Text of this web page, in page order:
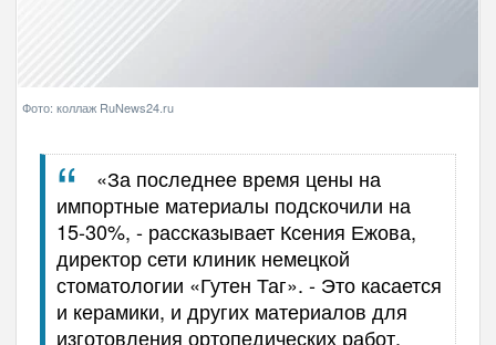
Фото: коллаж RuNews24.ru
«За последнее время цены на
импортные материалы подскочили на
15-30%, - рассказывает Ксения Ежова,
директор сети клиник немецкой
стоматологии «Гутен Таг». - Это касается
и керамики, и других материалов для
изготовления ортопедических работ.